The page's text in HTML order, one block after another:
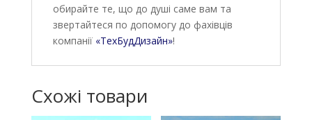
обирайте те, що до душі саме вам та
звертайтеся по допомогу до фахівців
компанії «ТехБудДизайн»!
Схожі товари